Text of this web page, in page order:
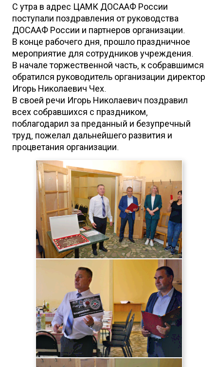
С утра в адрес ЦАМК ДОСААФ России
поступали поздравления от руководства
ДОСААФ России и партнеров организации.
В конце рабочего дня, прошло праздничное
мероприятие для сотрудников учреждения.
В начале торжественной часть, к собравшимся
обратился руководитель организации директор
Игорь Николаевич Чех.
В своей речи Игорь Николаевич поздравил
всех собравшихся с праздником,
поблагодарил за преданный и безупречный
труд, пожелал дальнейшего развития и
процветания организации.